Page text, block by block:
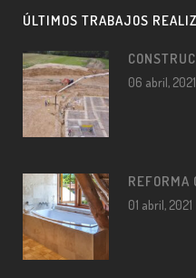
ÚLTIMOS TRABAJOS
06 abril, 2021
REFORMA
01 abril, 2021